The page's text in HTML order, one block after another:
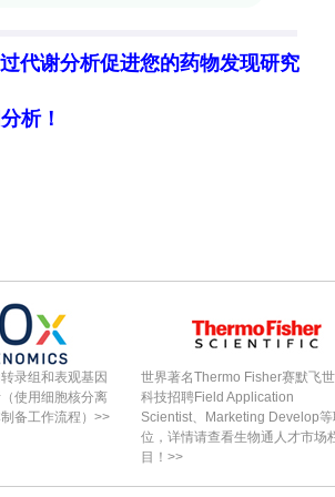
可使H3K18ac进一步降低
占位正相关，叠加H3.3K18R后
造成的PTM丢失。
editing
；K-to-K与K-to-R克隆中大片段
获得无大片段扰动克隆。
fitness
。H3K4、H3K9、H3K14、
大量PAM-only富集（强负选择
集（中度增殖缺陷）；H3K23R
代谢分析促进您的药物发现研究
析！
录组和表观基因
使用细胞核分离
备工作流程）>>
世界著名Thermo Fisher赛默飞
科技招聘Field Application
Scientist、Marketing Develop等
位，详情请查看生物通人才市场
目！>>